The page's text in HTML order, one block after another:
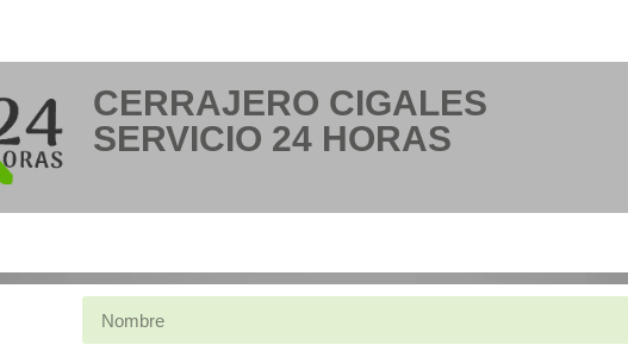
CERRAJERO CIGALES
SERVICIO 24 HORAS